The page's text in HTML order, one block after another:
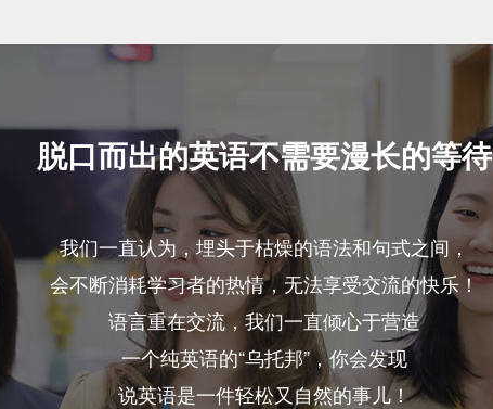
脱口而出的英语不需要漫长的等待
我们一直认为，埋头于枯燥的语法和句式之间，
会不断消耗学习者的热情，无法享受交流的快乐！
语言重在交流，我们一直倾心于营造
一个纯英语的“乌托邦”，你会发现
说英语是一件轻松又自然的事儿！